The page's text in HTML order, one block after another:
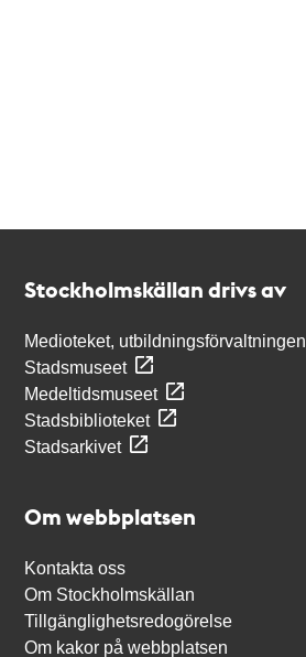
Stockholmskällan drivs av
Medioteket, utbildningsförvaltningen
Stadsmuseet
Medeltidsmuseet
Stadsbiblioteket
Stadsarkivet
Om webbplatsen
Kontakta oss
Om Stockholmskällan
Tillgänglighetsredogörelse
Om kakor på webbplatsen